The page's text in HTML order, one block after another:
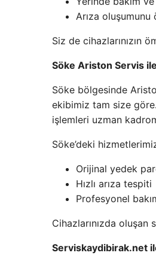
Arıza
Siz de cihazlarınızın
Söke Ariston Servis
Söke bölgesinde
ekibimiz tam size göre.
işlemleri uzman
Söke’deki
Orijinal yedek
Hızlı arıza tespiti
Profesyonel
Cihazlarınızda
Serviskaydibirak.net